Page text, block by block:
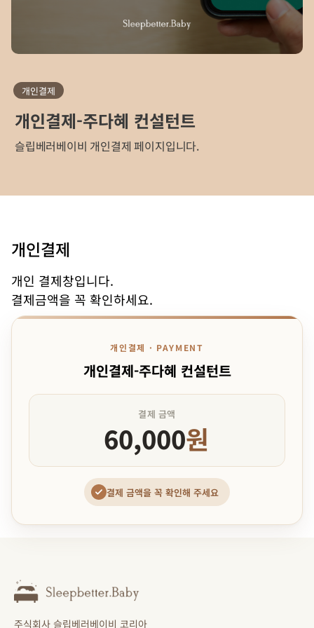
개인결제
개인결제-주다혜 컨설턴트
슬립베러베이비 개인결제 페이지입니다.
개인결제
개인 결제창입니다.
결제금액을 꼭 확인하세요.
개인결제 · PAYMENT
개인결제-주다혜 컨설턴트
결제 금액
60,000원
결제 금액을 꼭 확인해 주세요
주식회사 슬립베러베이비 코리아